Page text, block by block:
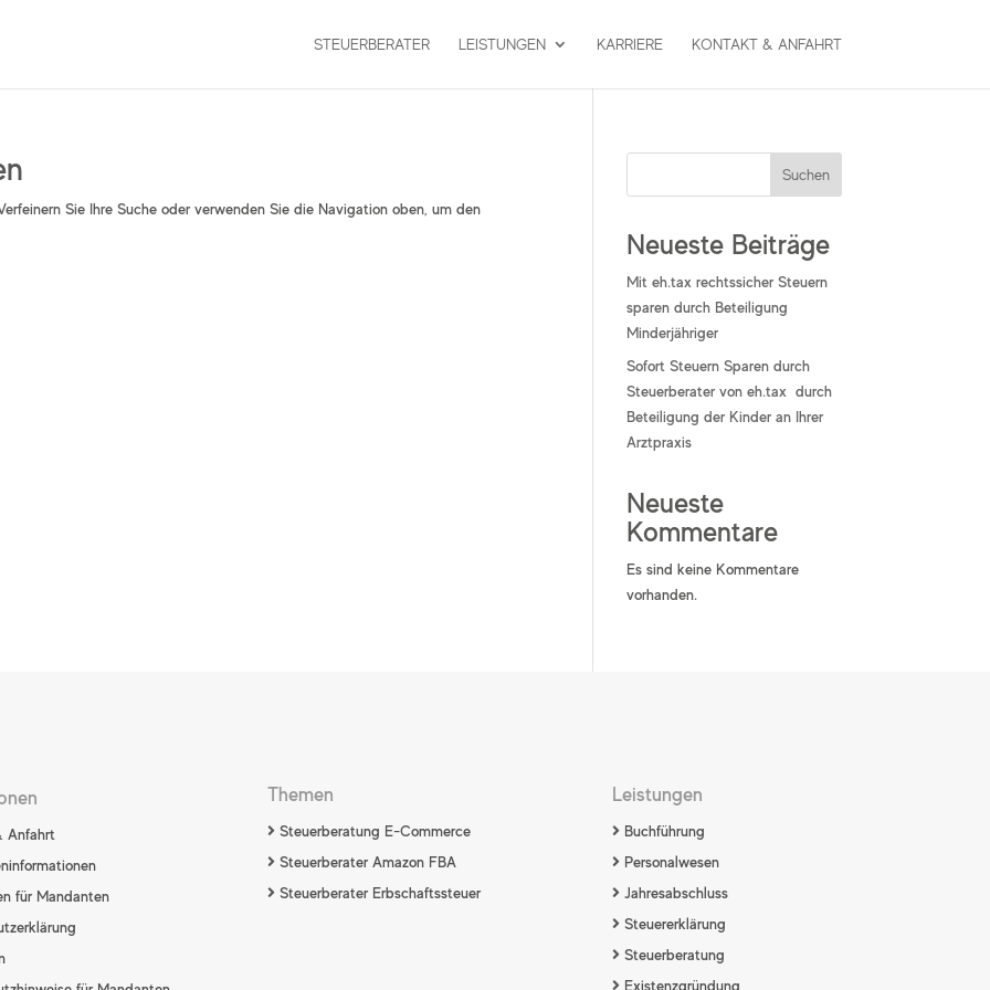
STEUERBERATER LEISTUNGEN KARRIERE KONTAKT & ANFAHRT
Sie Ihre Suche oder verwenden Sie die Navigation oben, um den
Suchen
Neueste Beiträge
Mit eh.tax rechtssicher Steuern
sparen durch Beteiligung
Minderjähriger
Sofort Steuern Sparen durch
Steuerberater von eh.tax durch
Beteiligung der Kinder an Ihrer
Arztpraxis
Neueste
Kommentare
Es sind keine Kommentare
vorhanden.
Anfahrt
für Mandanten
Themen
Steuerberatung E-Commerce
Steuerberater Amazon FBA
Steuerberater Erbschaftssteuer
Leistungen
Buchführung
Personalwesen
Jahresabschluss
Steuererklärung
Steuerberatung
Existenzgründung